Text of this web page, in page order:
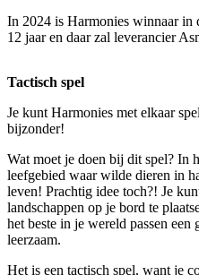
In 2024 is Harmonies winnaar in
12 jaar en daar zal leverancier
Tactisch spel
Je kunt Harmonies met elkaar
bijzonder!
Wat moet je doen bij dit spel? In
leefgebied waar wilde dieren in
leven! Prachtig idee toch?! Je
landschappen op je bord te
het beste in je wereld passen een
leerzaam.
Het is een tactisch spel, want je